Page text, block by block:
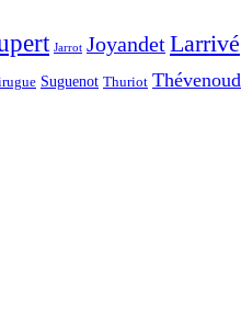
Jarrot JoyandetLarrivé
Suguenot Thuriot Thévenoud